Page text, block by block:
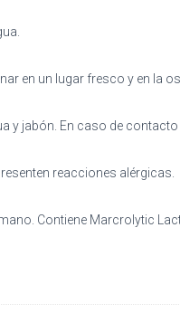
en un lugar fresco y en la
y jabón. En caso de
reacciones alérgicas.
Contiene Marcrolytic